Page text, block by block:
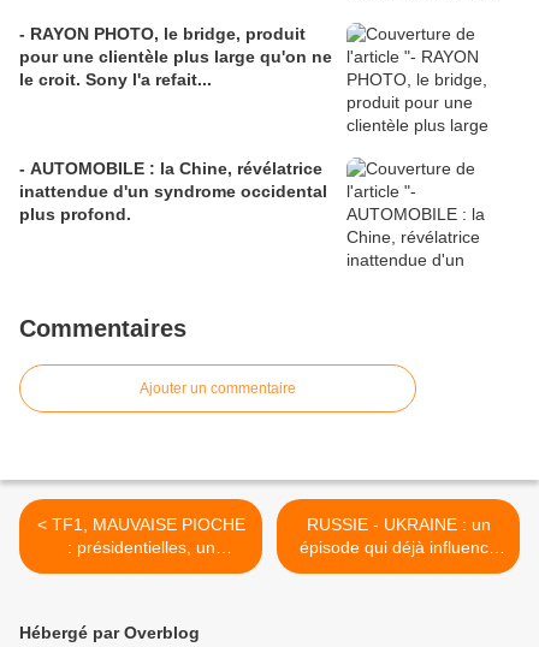
- RAYON PHOTO, le bridge, produit
pour une clientèle plus large qu'on ne
le croit. Sony l'a refait...
- AUTOMOBILE : la Chine, révélatrice
inattendue d'un syndrome occidental
plus profond.
Commentaires
Ajouter un commentaire
< TF1, MAUVAISE PIOCHE
: présidentielles, un
candidat non invité, oublié,
RUSSIE - UKRAINE : un
épisode qui déjà influence
le ressenti des opinions à
Hébergé par Overblog